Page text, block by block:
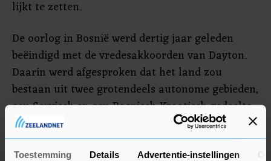
Toestemming Details Advertentie-instellingen
lijkt te zetten.
De oorlog in Bosnië werd dertig jaar geleden
beëindigd met de vredesakkoorden van Dayton.
Daarin werd afgesproken dat het land zou
bestaan uit twee grotendeels autonome gebieden,
een Servisch en een Bosnisch-Kroatisch gedeelte.
Dodik heeft de afgelopen jaren al vaak gedreigd
dat hij het Servische deel wil afscheiden.